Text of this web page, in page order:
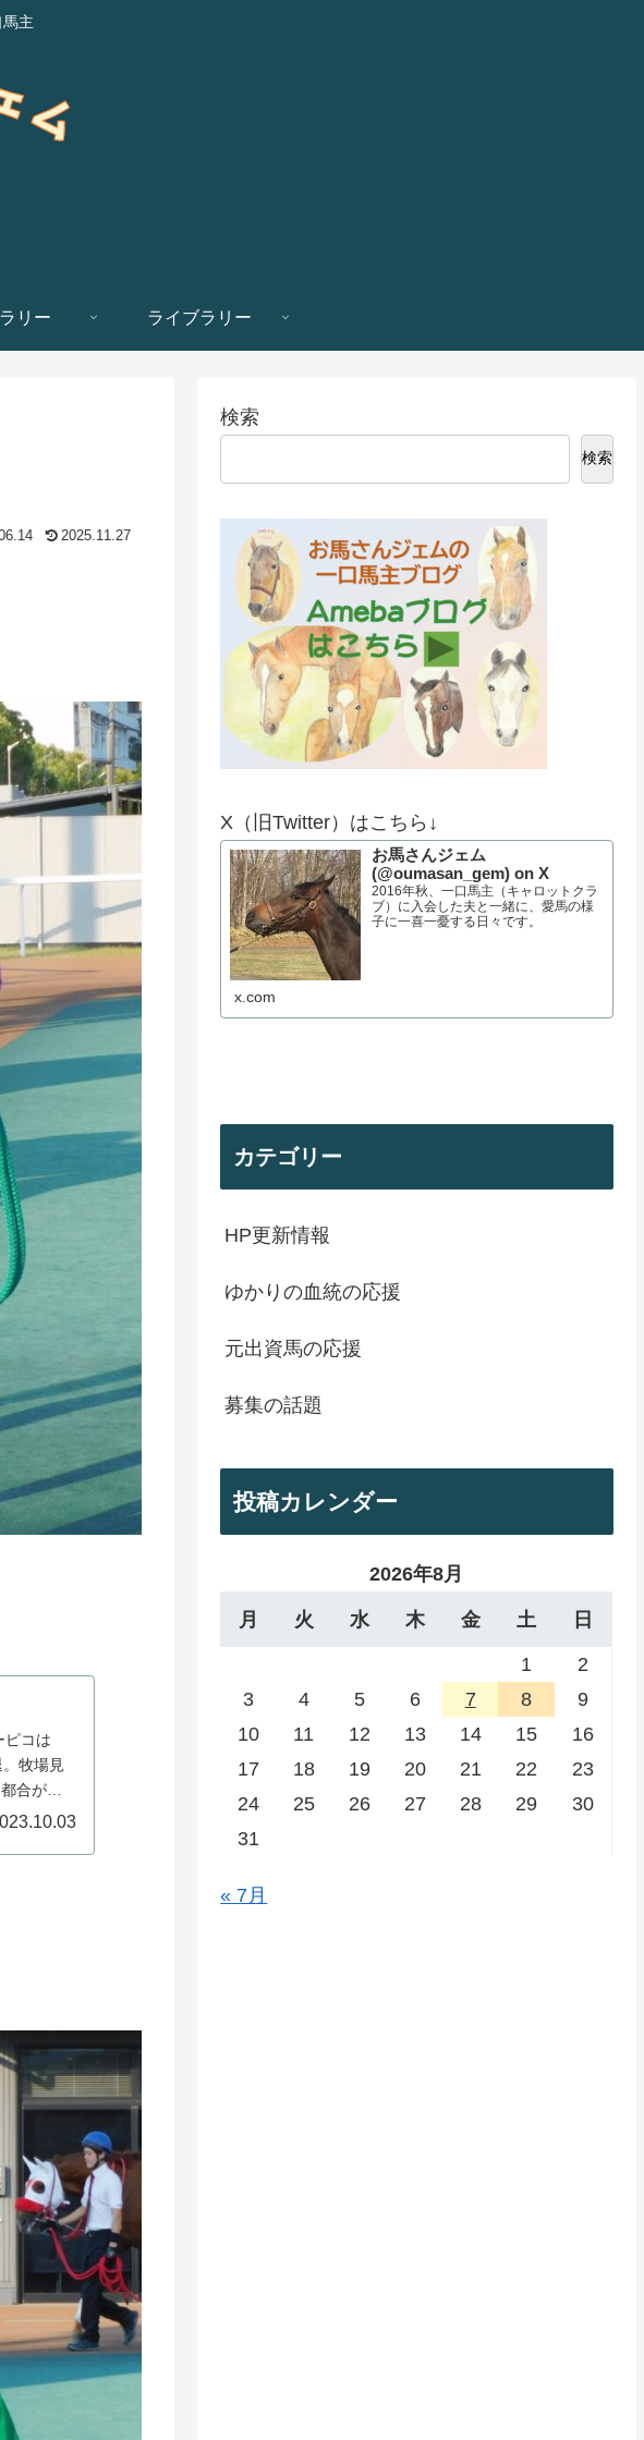
主
リー ライブラリー
2025.11.27
ピコは
牧場見
合がつ
検索
検索
X（旧Twitter）はこちら↓
お馬さんジェム
(@oumasan_gem) on X
2016年秋、一口馬主（キャロットクラ
ブ）に入会した夫と一緒に、愛馬の様
子に一喜一憂する日々です。
x.com
カテゴリー
HP更新情報
ゆかりの血統の応援
元出資馬の応援
募集の話題
投稿カレンダー
2026年8月
月 火 水 木 金 土 日
1
2
3
4 5 6 7 8
9
10
11 12 13 14 15
16
17
18 19 20 21 22
23
24
25 26 27 28 29
30
31
« 7月